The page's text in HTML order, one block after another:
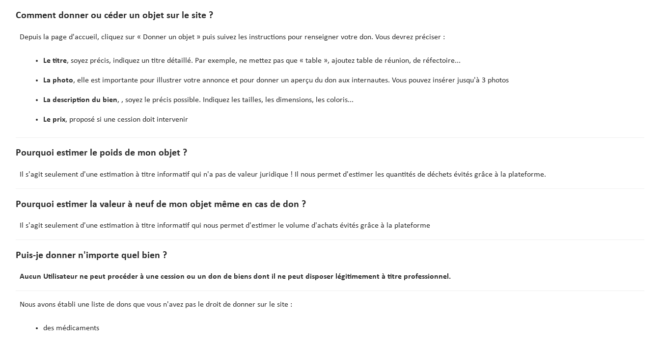
Comment donner ou céder un objet sur le site ?
Depuis la page d'accueil, cliquez sur « Donner un objet » puis suivez les instructions pour renseigner votre don. Vous devrez préciser :
Le titre, soyez précis, indiquez un titre détaillé. Par exemple, ne mettez pas que « table », ajoutez table de réunion, de réfectoire...
La photo, elle est importante pour illustrer votre annonce et pour donner un aperçu du don aux internautes. Vous pouvez insérer jusqu'à 3 photos
La description du bien, , soyez le précis possible. Indiquez les tailles, les dimensions, les coloris...
Le prix, proposé si une cession doit intervenir
Pourquoi estimer le poids de mon objet ?
Il s'agit seulement d'une estimation à titre informatif qui n'a pas de valeur juridique ! Il nous permet d'estimer les quantités de déchets évités grâce à la plateforme.
Pourquoi estimer la valeur à neuf de mon objet même en cas de don ?
Il s'agit seulement d'une estimation à titre informatif qui nous permet d'estimer le volume d'achats évités grâce à la plateforme
Puis-je donner n'importe quel bien ?
Aucun Utilisateur ne peut procéder à une cession ou un don de biens dont il ne peut disposer légitimement à titre professionnel.
Nous avons établi une liste de dons que vous n'avez pas le droit de donner sur le site :
des médicaments